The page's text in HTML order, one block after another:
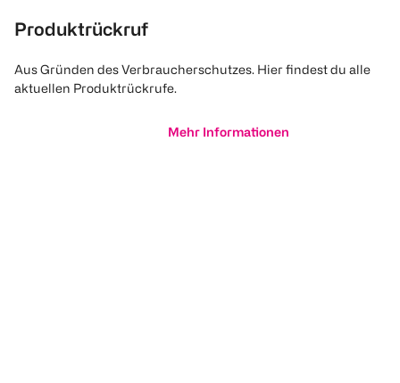
Produktrückruf
Aus Gründen des Verbraucherschutzes. Hier findest du alle
aktuellen Produktrückrufe.
Mehr Informationen